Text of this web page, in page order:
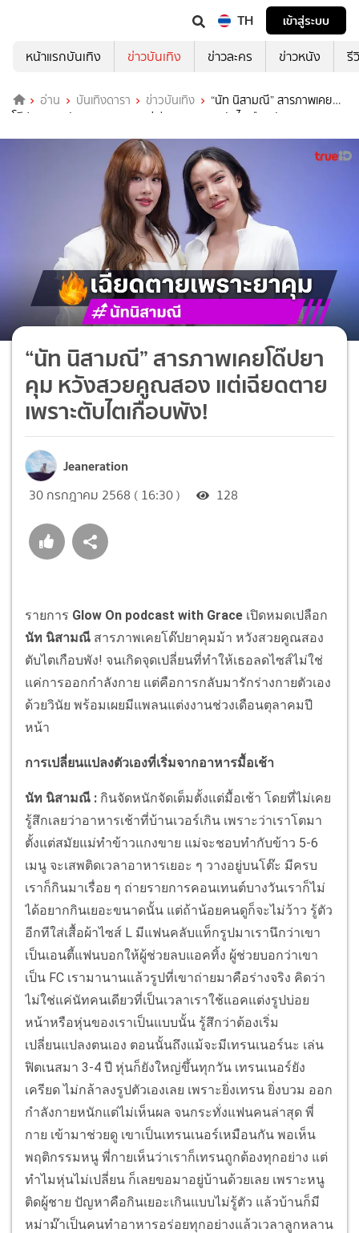
TH
เข้าสู่ระบบ
หน้าแรกบันเทิง
ข่าวบันเทิง ข่าวละคร ข่าวหนัง รี
อ่าน บันเทิงดารา ข่าวบันเทิง
“นัท นิสามณี” สารภาพเคย
โด๊ปยาคุม หวังสวยคูณสอง แต่เฉียดตายเพราะตับไตเกือบพัง!
“นัท นิสามณี” สารภาพเคยโด๊ปยา
คุม หวังสวยคูณสอง แต่เฉียดตาย
เพราะตับไตเกือบพัง!
Jeaneration
30 กรกฎาคม 2568 ( 16:30 ) 128
รายการ Glow On podcast with Grace เปิดหมดเปลือก
นัท นิสามณี สารภาพเคยโด๊ปยาคุมม้า หวังสวยคูณสอง
ตับไตเกือบพัง! จนเกิดจุดเปลี่ยนที่ทำให้เธอลดไซส์ไม่ใช่
แค่การออกกำลังกาย แต่คือการกลับมารักร่างกายตัวเอง
ด้วยวินัย พร้อมเผยมีแพลนแต่งงานช่วงเดือนตุลาคมปี
หน้า
การเปลี่ยนแปลงตัวเองที่เริ่มจากอาหารมื้อเช้า
นัท นิสามณี : กินจัดหนักจัดเต็มตั้งแต่มื้อเช้า โดยที่ไม่เคย
รู้สึกเลยว่าอาหารเช้าที่บ้านเวอร์เกิน เพราะว่าเราโตมา
ตั้งแต่สมัยแม่ทำข้าวแกงขาย แม่จะชอบทำกับข้าว 5-6
เมนู จะเสพติดเวลาอาหารเยอะ ๆ วางอยู่บนโต๊ะ มีครบ
เราก็กินมาเรื่อย ๆ ถ่ายรายการคอนเทนต์บางวันเราก็ไม่
ได้อยากกินเยอะขนาดนั้น แต่ถ้าน้อยคนดูก็จะไม่ว้าว รู้ตัว
อีกทีใส่เสื้อผ้าไซส์ L มีแฟนคลับแท็กรูปมาเรานึกว่าเขา
เป็นเอนตี้แฟนบอกให้ผู้ช่วยลบแอคทิ้ง ผู้ช่วยบอกว่าเขา
เป็น FC เรามานานแล้วรูปที่เขาถ่ายมาคือร่างจริง คิดว่า
ไม่ใช่แค่นัทคนเดียวที่เป็นเวลาเราใช้แอคแต่งรูปบ่อย
หน้าหรือหุ่นของเราเป็นแบบนั้น รู้สึกว่าต้องเริ่ม
เปลี่ยนแปลงตนเอง ตอนนั้นถึงแม้จะมีเทรนเนอร์นะ เล่น
ฟิตเนสมา 3-4 ปี หุ่นก็ยังใหญ่ขึ้นทุกวัน เทรนเนอร์ยัง
เครียด ไม่กล้าลงรูปตัวเองเลย เพราะยิ่งเทรน ยิ่งบวม ออก
กำลังกายหนักแต่ไม่เห็นผล จนกระทั่งแฟนคนล่าสุด พี่
กาย เข้ามาช่วยดู เขาเป็นเทรนเนอร์เหมือนกัน พอเห็น
พฤติกรรมหนู พี่กายเห็นว่าเราก็เทรนถูกต้องทุกอย่าง แต่
ทำไมหุ่นไม่เปลี่ยน ก็เลยขอมาอยู่บ้านด้วยเลย เพราะหนู
ติดผู้ชาย ปัญหาคือกินเยอะเกินแบบไม่รู้ตัว แล้วบ้านก็มี
หม่าม๊าเป็นคนทำอาหารอร่อยทุกอย่างแล้วเวลาลูกหลาน